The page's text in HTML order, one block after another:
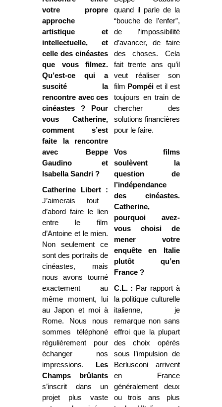
votre propre
approche
artistique et
intellectuelle, et
celle des cinéastes
que vous filmez.
Qu’est-ce qui a
suscité la
rencontre avec ces
cinéastes ? Pour
vous Catherine,
comment s’est
faite la rencontre
avec Beppe
Gaudino et
Isabella Sandri ?
Catherine Libert :
J’aimerais tout
d’abord faire le lien
entre le film
d’Antoine et le mien.
Non seulement ce
sont des portraits de
cinéastes, mais
nous avons tourné
exactement au
même moment, lui
au Japon et moi à
Rome. Nous nous
sommes téléphoné
régulièrement pour
échanger nos
impressions. Les
Champs brûlants
s’inscrit dans un
projet plus vaste
quand il parle de la
“bouche de l’enfer”,
de l’impossibilité
d’avancer, de faire
des choses. Cela
fait trente ans qu’il
veut réaliser son
film Pompéi et il est
toujours en train de
chercher des
solutions financières
pour le faire.
Vos films
soulèvent la
question de
l’indépendance
des cinéastes.
Catherine,
pourquoi avez-
vous choisi de
mener votre
enquête en Italie
plutôt qu’en
France ?
C.L. : Par rapport à
la politique culturelle
italienne, je
remarque non sans
effroi que la plupart
des choix opérés
sous l’impulsion de
Berlusconi arrivent
en France
généralement deux
ou trois ans plus